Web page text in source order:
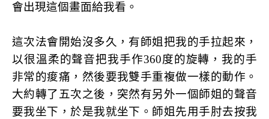
會出現這個畫面給我看。
這次法會開始沒多久，有師姐把我的手拉起來，
以很溫柔的聲音把我手作360度的旋轉，我的手
非常的痠痛，然後要我雙手重複做一樣的動作。
大約轉了五次之後，突然有另外一個師姐的聲音
要我坐下，於是我就坐下。師姐先用手肘去按我